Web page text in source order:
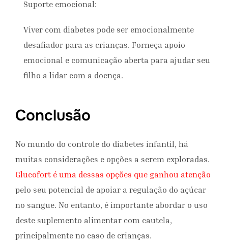
Suporte emocional:
Viver com diabetes pode ser emocionalmente
desafiador para as crianças. Forneça apoio
emocional e comunicação aberta para ajudar seu
filho a lidar com a doença.
Conclusão
No mundo do controle do diabetes infantil, há
muitas considerações e opções a serem exploradas.
Glucofort é uma dessas opções que ganhou atenção
pelo seu potencial de apoiar a regulação do açúcar
no sangue. No entanto, é importante abordar o uso
deste suplemento alimentar com cautela,
principalmente no caso de crianças.